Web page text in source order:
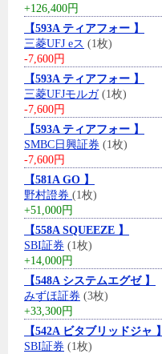
+126,400円
【593A ティアフォー 】
三菱UFJ eス (1枚)
-7,600円
【593A ティアフォー 】
三菱UFJモルガ(1枚)
-7,600円
【593A ティアフォー 】
SMBC日興証券 (1枚)
-7,600円
【581A GO 】
野村證券 (1枚)
+51,000円
【558A SQUEEZE 】
SBI証券 (1枚)
+14,000円
【548A システムエグゼ 】
みずほ証券 (3枚)
+33,300円
【542A ビタブリッドジャ 】
SBI証券 (1枚)